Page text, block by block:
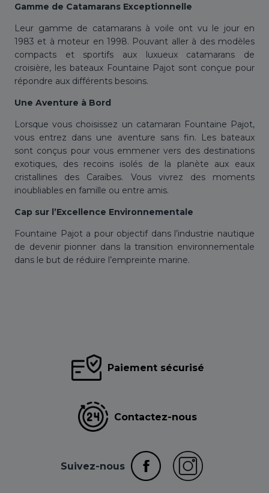
Gamme de Catamarans Exceptionnelle
Leur gamme de catamarans à voile ont vu le jour en
1983 et à moteur en 1998. Pouvant aller à des modèles
compacts et sportifs aux luxueux catamarans de
croisière, les bateaux Fountaine Pajot sont conçue pour
répondre aux différents besoins.
Une Aventure à Bord
Lorsque vous choisissez un catamaran Fountaine Pajot,
vous entrez dans une aventure sans fin. Les bateaux
sont conçus pour vous emmener vers des destinations
exotiques, des recoins isolés de la planète aux eaux
cristallines des Caraïbes. Vous vivrez des moments
inoubliables en famille ou entre amis.
Cap sur l’Excellence Environnementale
Fountaine Pajot a pour objectif dans l’industrie nautique
de devenir pionner dans la transition environnementale
dans le but de réduire l’empreinte marine.
Paiement sécurisé
Contactez-nous
Suivez-nous